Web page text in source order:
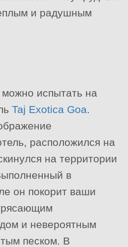
и радушным
испытать на
Taj Exotica Goa.
расположился на
на территории
в
он покорит ваши
и невероятным
песком. В